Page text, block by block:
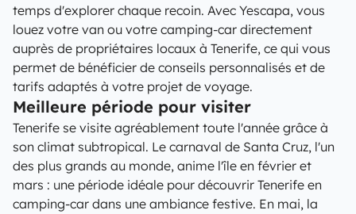
temps d'explorer chaque recoin. Avec Yescapa, vous
louez votre van ou votre camping-car directement
auprès de propriétaires locaux à Tenerife, ce qui vous
permet de bénéficier de conseils personnalisés et de
tarifs adaptés à votre projet de voyage.
Meilleure période pour visiter
Tenerife se visite agréablement toute l'année grâce à
son climat subtropical. Le carnaval de Santa Cruz, l'un
des plus grands au monde, anime l'île en février et
mars : une période idéale pour découvrir Tenerife en
camping-car dans une ambiance festive. En mai, la